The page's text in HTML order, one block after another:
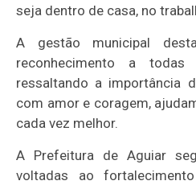
seja dentro de casa, no
A gestão municipal
reconhecimento a
ressaltando a importância
com amor e coragem,
cada vez melhor.
A Prefeitura de Aguiar
voltadas ao